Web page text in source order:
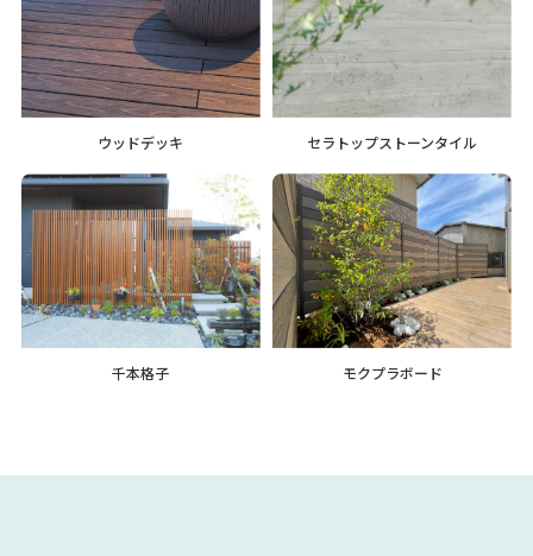
ウッドデッキ セラトップストーンタイル
千本格子 モクプラボード